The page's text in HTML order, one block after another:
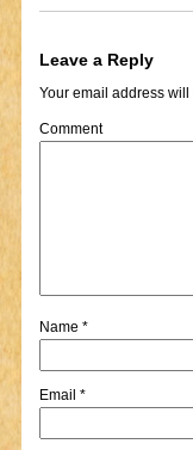
Leave a Reply
Your email address
Comment
Name *
Email *